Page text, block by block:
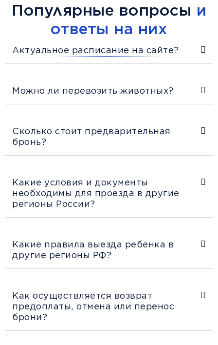
Популярные вопросы и
ответы на них
Актуальное расписание на сайте?
Можно ли перевозить животных?
Сколько стоит предварительная
бронь?
Какие условия и документы
необходимы для проезда в другие
регионы России?
Какие правила выезда ребенка в
другие регионы РФ?
Как осуществляется возврат
предоплаты, отмена или перенос
брони?